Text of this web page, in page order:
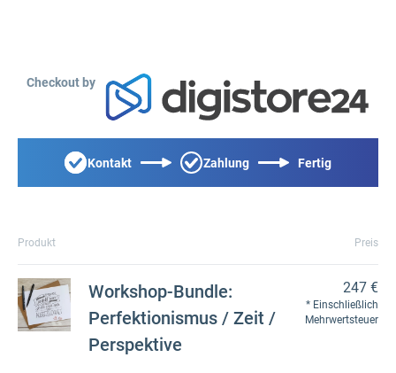
Checkout by
Kontakt Zahlung Fertig
Produkt Preis
Workshop-Bundle:
Perfektionismus / Zeit /
Perspektive
247 €
Einschließlich
Mehrwertsteuer